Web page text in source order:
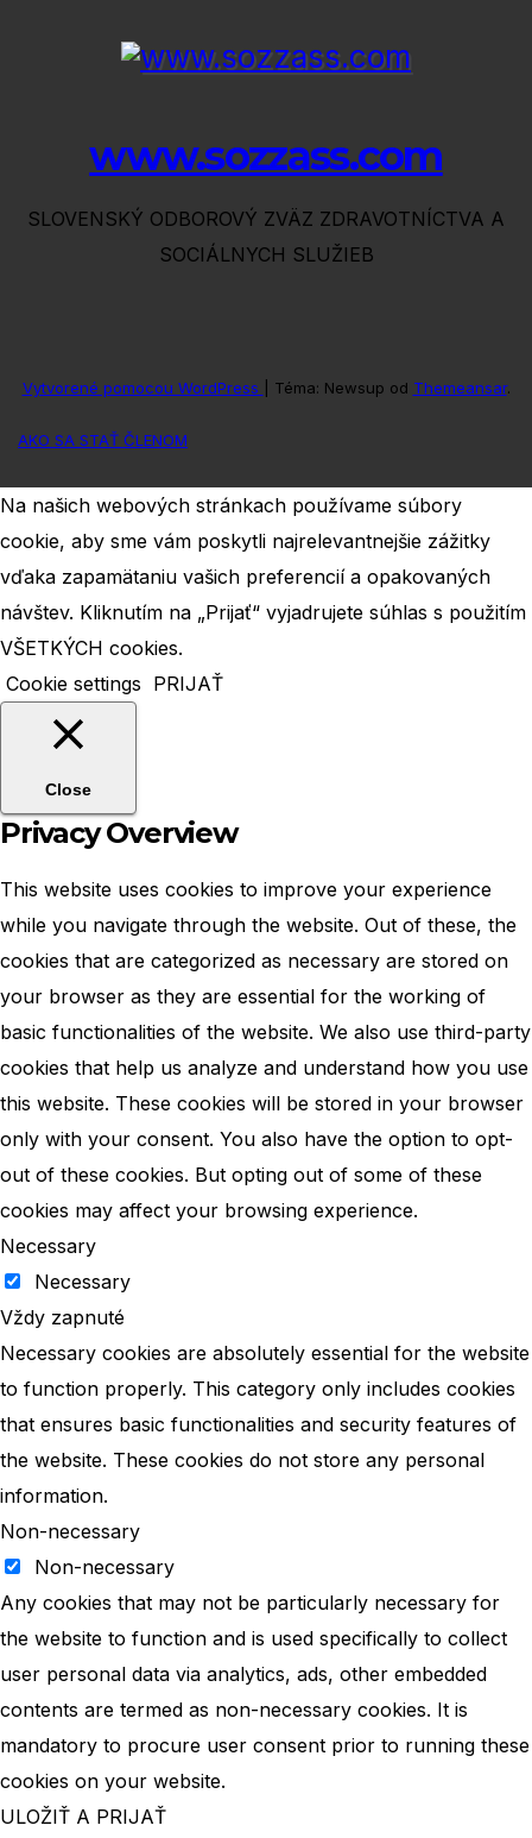
www.sozzass.com
SLOVENSKÝ ODBOROVÝ ZVÄZ ZDRAVOTNÍCTVA A
SOCIÁLNYCH SLUŽIEB
Vytvorené pomocou WordPress Téma: Newsup od Themeansar.
AKO SA STAŤ ČLENOM
Na našich webových stránkach používame súbory
cookie, aby sme vám poskytli najrelevantnejšie zážitky
vďaka zapamätaniu vašich preferencií a opakovaných
návštev. Kliknutím na „Prijať“ vyjadrujete súhlas s použitím
VŠETKÝCH cookies.
Cookie settings PRIJAŤ
Close
Privacy Overview
This website uses cookies to improve your experience
while you navigate through the website. Out of these, the
cookies that are categorized as necessary are stored on
your browser as they are essential for the working of
basic functionalities of the website. We also use third-party
cookies that help us analyze and understand how you use
this website. These cookies will be stored in your browser
only with your consent. You also have the option to opt-
out of these cookies. But opting out of some of these
cookies may affect your browsing experience.
Necessary
Necessary
Vždy zapnuté
Necessary cookies are absolutely essential for the website
to function properly. This category only includes cookies
that ensures basic functionalities and security features of
the website. These cookies do not store any personal
information.
Non-necessary
Non-necessary
Any cookies that may not be particularly necessary for
the website to function and is used specifically to collect
user personal data via analytics, ads, other embedded
contents are termed as non-necessary cookies. It is
mandatory to procure user consent prior to running these
cookies on your website.
ULOŽIŤ A PRIJAŤ